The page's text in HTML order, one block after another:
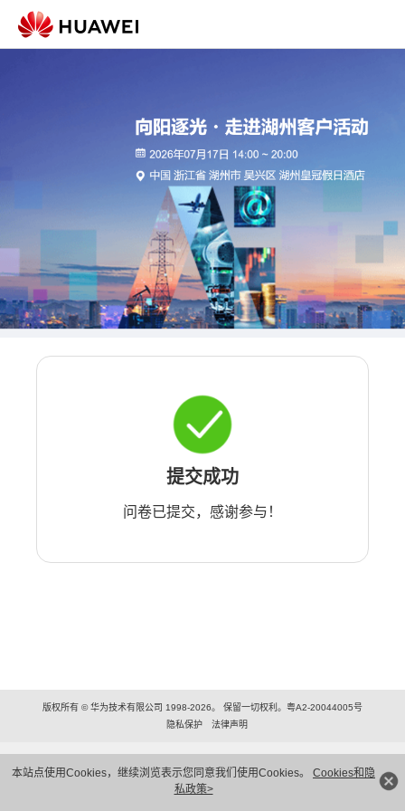
本站点使用Cookies，继续浏览表示您同意我们使用Cookies。 Cookies和隐
私政策>
提交成功
问卷已提交，感谢参与！
版权所有 © 华为技术有限公司 1998-2026。 保留一切权利。粤A2-20044005号
隐私保护
法律声明